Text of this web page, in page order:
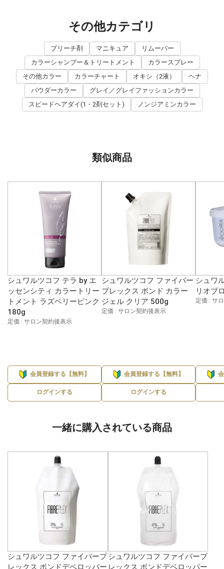
その他カテゴリ
ブリーチ剤 マニキュア
リムーバー
カラーシャンプー＆トリートメント
カラースプレー
その他カラー
カラーチャート オキシ（2液）
ヘナ
パウダーカラー
グレイ／グレイファッションカラー
スピードヘアダイ(1・2剤セット)
ノンジアミンカラー
類似商品
シュワルツコフ テラ by エ
ッセンシティ カラートリー
トメント ラズベリーピンク
180g
定価 : サロン契約後表示
会員登録する【無料】
ログインする
シュワルツコフ ファイバー
プレックス ボンド カラー
ジェル クリア 500g
定価 : サロン契約後表示
会員登録する【無料】
ログインする
シュワ
リオブ
定価 : サ
一緒に購入されている商品
シュワルツコフ ファイバープ
レックス ボンドデベロッパー
シュワルツコフ ファイバープ
レックス ボンドデベロッパー